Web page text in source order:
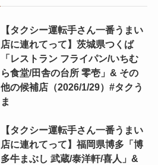
【タクシー運転手さん一番うまい
店に連れてって】茨城県つくば
「レストラン フライパン/いちむ
ら食堂/田舎の台所 零壱」& その
他の候補店（2026/1/29）#タクう
ま
【タクシー運転手さん一番うまい
店に連れてって】福岡県博多「博
多牛まぶし 武蔵/泰洋軒/喜人」&